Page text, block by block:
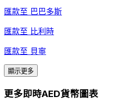
匯款至 巴巴多斯
匯款至 比利時
匯款至 貝寧
顯示更多
更多即時AED貨幣圖表